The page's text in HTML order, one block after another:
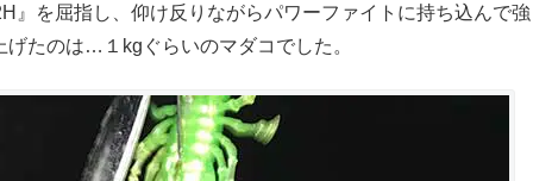
』を屈指し、仰け反りながらパワーファイトに持ち込んで強
たのは…１kgぐらいのマダコでした。